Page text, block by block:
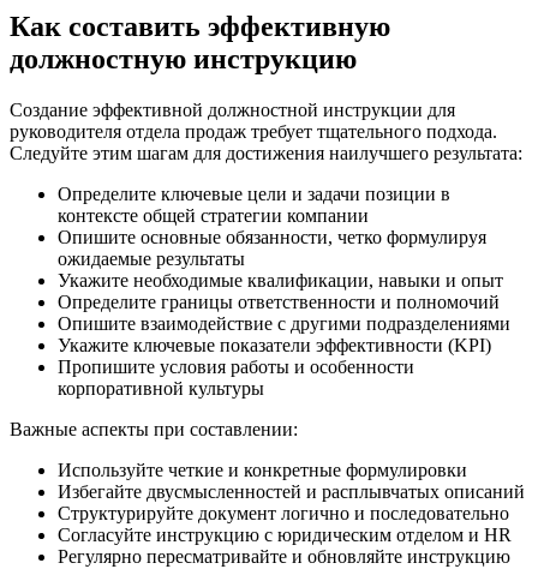
Как составить эффективную
должностную инструкцию
Создание эффективной должностной инструкции для
руководителя отдела продаж требует тщательного подхода.
Следуйте этим шагам для достижения наилучшего результата:
Определите ключевые цели и задачи позиции в
контексте общей стратегии компании
Опишите основные обязанности, четко формулируя
ожидаемые результаты
Укажите необходимые квалификации, навыки и опыт
Определите границы ответственности и полномочий
Опишите взаимодействие с другими подразделениями
Укажите ключевые показатели эффективности (KPI)
Пропишите условия работы и особенности
корпоративной культуры
Важные аспекты при составлении:
Используйте четкие и конкретные формулировки
Избегайте двусмысленностей и расплывчатых описаний
Структурируйте документ логично и последовательно
Согласуйте инструкцию с юридическим отделом и HR
Регулярно пересматривайте и обновляйте инструкцию